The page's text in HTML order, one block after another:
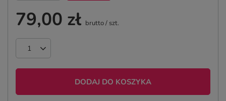
79,00 zł brutto/ szt.
DODAJ DO KOSZYKA